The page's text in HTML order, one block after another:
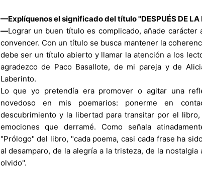
—Explíquenos el significado del título "DESPUÉS DE LA
—Lograr un buen título es complicado, añade
convencer. Con un título se busca mantener la
debe ser un título abierto y llamar la atención a los
agradezco de Paco Basallote, de mi pareja y de
Laberinto.
Lo que yo pretendía era promover o agitar una
novedoso en mis poemarios: ponerme en
descubrimiento y la libertad para transitar por el
emociones que derramé. Como señala
"Prólogo" del libro, "cada poema, casi cada frase ha
al desamparo, de la alegría a la tristeza, de la
olvido".